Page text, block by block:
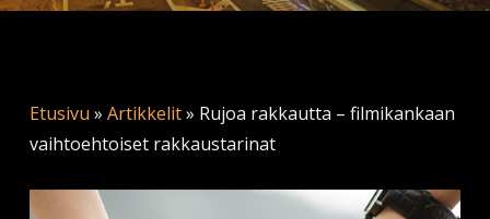
Etusivu » Artikkelit» Rujoa rakkautta – filmikankaan
vaihtoehtoiset rakkaustarinat